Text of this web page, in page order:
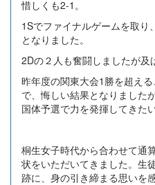
惜しくも2-1。
1Sでファイナルゲームを取
となりました。
2Dの２人も奮闘しましたが及
昨年度の関東大会1勝を超え
で、悔しい結果となりました
国体予選で力を発揮してきた
桐生女子時代から合わせて通
状をいただいてきました。生
跡に、身の引き締まる思いを